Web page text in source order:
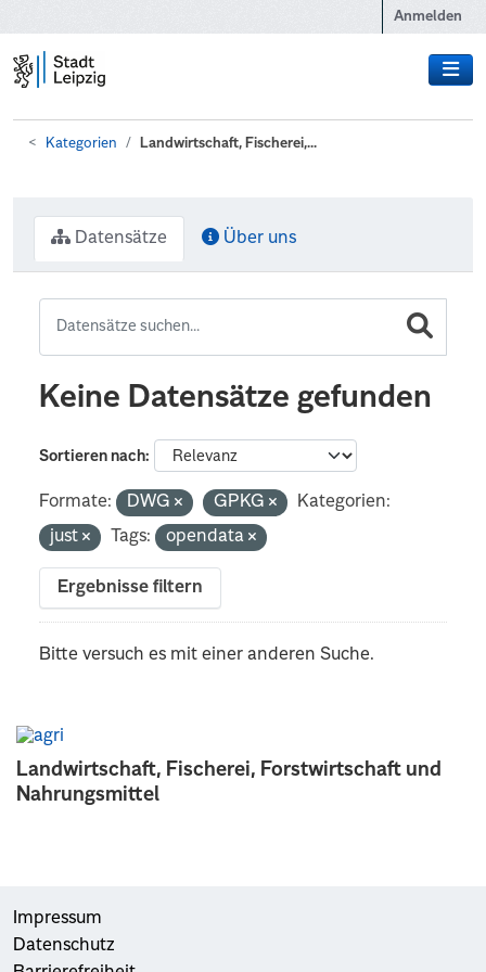
Anmelden
Kategorien Landwirtschaft, Fischerei,...
Landwirtschaft, Fischerei, Forstwirtschaft und
Nahrungsmittel
Datensätze Über uns
Keine Datensätze gefunden
Sortieren nach
Formate: DWG GPKG
Kategorien:
just
Tags: opendata
Ergebnisse filtern
Bitte versuch es mit einer anderen Suche.
Impressum
Datenschutz